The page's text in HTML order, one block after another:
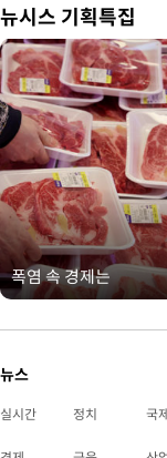
뉴시스 기획특집
폭염 속 경제는
뉴스
실시간 정치 국